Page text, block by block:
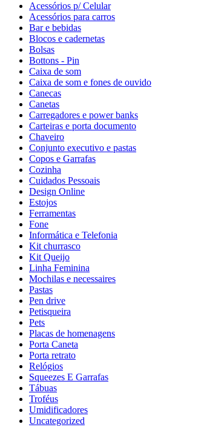
Acessórios p/ Celular
Acessórios para carros
Bar e bebidas
Blocos e cadernetas
Bolsas
Bottons - Pin
Caixa de som
Caixa de som e fones de ouvido
Canecas
Canetas
Carregadores e power banks
Carteiras e porta documento
Chaveiro
Conjunto executivo e pastas
Copos e Garrafas
Cozinha
Cuidados Pessoais
Design Online
Estojos
Ferramentas
Fone
Informática e Telefonia
Kit churrasco
Kit Queijo
Linha Feminina
Mochilas e necessaires
Pastas
Pen drive
Petisqueira
Pets
Placas de homenagens
Porta Caneta
Porta retrato
Relógios
Squeezes E Garrafas
Tábuas
Troféus
Umidificadores
Uncategorized